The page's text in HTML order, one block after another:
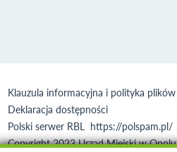
Klauzula informacyjna i polityka
Deklaracja dostępności
Polski serwer RBL https://polspam.pl/
Copyright 2023 Urząd Miejski w